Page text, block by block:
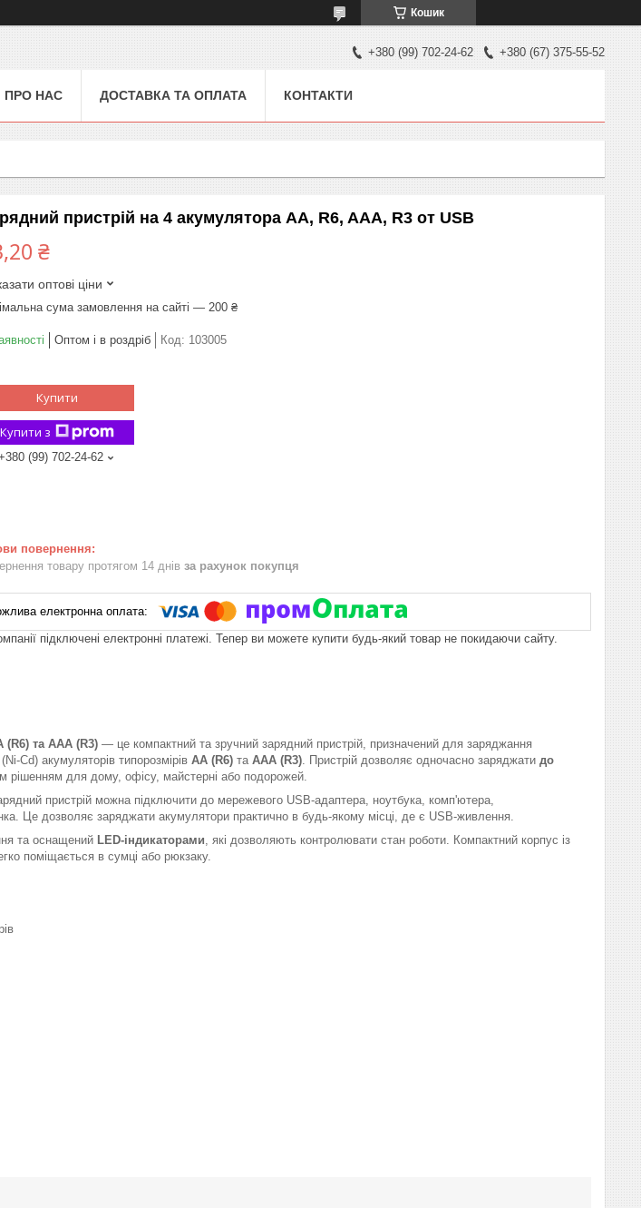
Кошик
+380 (99) 702-24-62 +380 (67) 375-55-52
ПРО НАС ДОСТАВКА ТА ОПЛАТА КОНТАКТИ
пристрій на 4 акумулятора AA, R6, AAA, R3 от USB
₴
оптові ціни
сума замовлення на сайті — 200 ₴
Оптом і в роздріб Код: 103005
Купити
Купити з
(99) 702-24-62
товару протягом 14 днів за рахунок покупця
підключені електронні платежі. Тепер ви можете купити будь-який товар не покидаючи сайту.
та AAA (R3) — це компактний та зручний зарядний пристрій, призначений для заряджання
Cd) акумуляторів типорозмірів AA (R6) та AAA (R3) . Пристрій дозволяє одночасно заряджати до
рішенням для дому, офісу, майстерні або подорожей.
пристрій можна підключити до мережевого USB-адаптера, ноутбука, комп'ютера,
Це дозволяє заряджати акумулятори практично в будь-якому місці, де є USB-живлення.
та оснащений LED-індикаторами , які дозволяють контролювати стан роботи. Компактний корпус із
поміщається в сумці або рюкзаку.